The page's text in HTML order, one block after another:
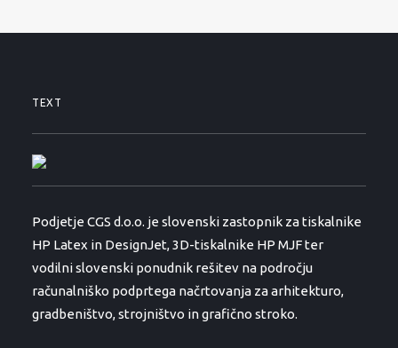
TEXT
Podjetje CGS d.o.o. je slovenski zastopnik za tiskalnike
HP Latex in DesignJet, 3D-tiskalnike HP MJF ter
vodilni slovenski ponudnik rešitev na področju
računalniško podprtega načrtovanja za arhitekturo,
gradbeništvo, strojništvo in grafično stroko.